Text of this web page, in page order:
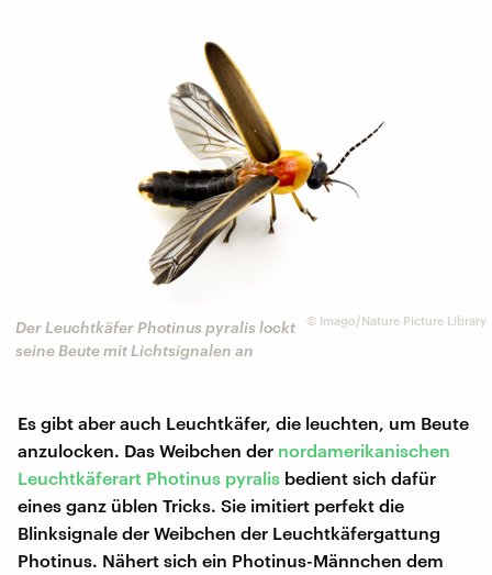
© Imago/Nature Picture Library
Der Leuchtkäfer Photinus pyralis lockt
seine Beute mit Lichtsignalen an
Es gibt aber auch Leuchtkäfer, die leuchten, um Beute
anzulocken. Das Weibchen der nordamerikanischen
Leuchtkäferart Photinus pyralis bedient sich dafür
eines ganz üblen Tricks. Sie imitiert perfekt die
Blinksignale der Weibchen der Leuchtkäfergattung
Photinus. Nähert sich ein Photinus-Männchen dem